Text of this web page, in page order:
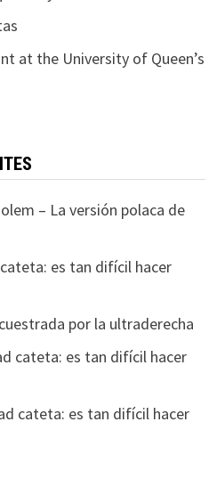
at the University of Queen’s
– La versión polaca de
es tan difícil hacer
por la ultraderecha
cateta: es tan difícil hacer
cateta: es tan difícil hacer